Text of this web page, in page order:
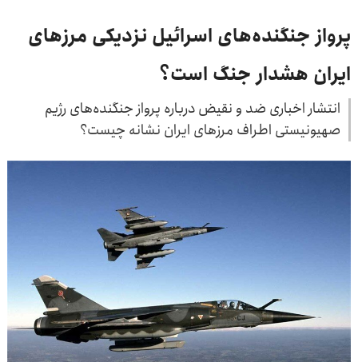
پرواز جنگنده‌های اسرائیل نزدیکی مرزهای
ایران هشدار جنگ است؟
انتشار اخباری ضد و نقیض درباره پرواز جنگنده‌های رژیم
صهیونیستی اطراف مرزهای ایران نشانه چیست؟